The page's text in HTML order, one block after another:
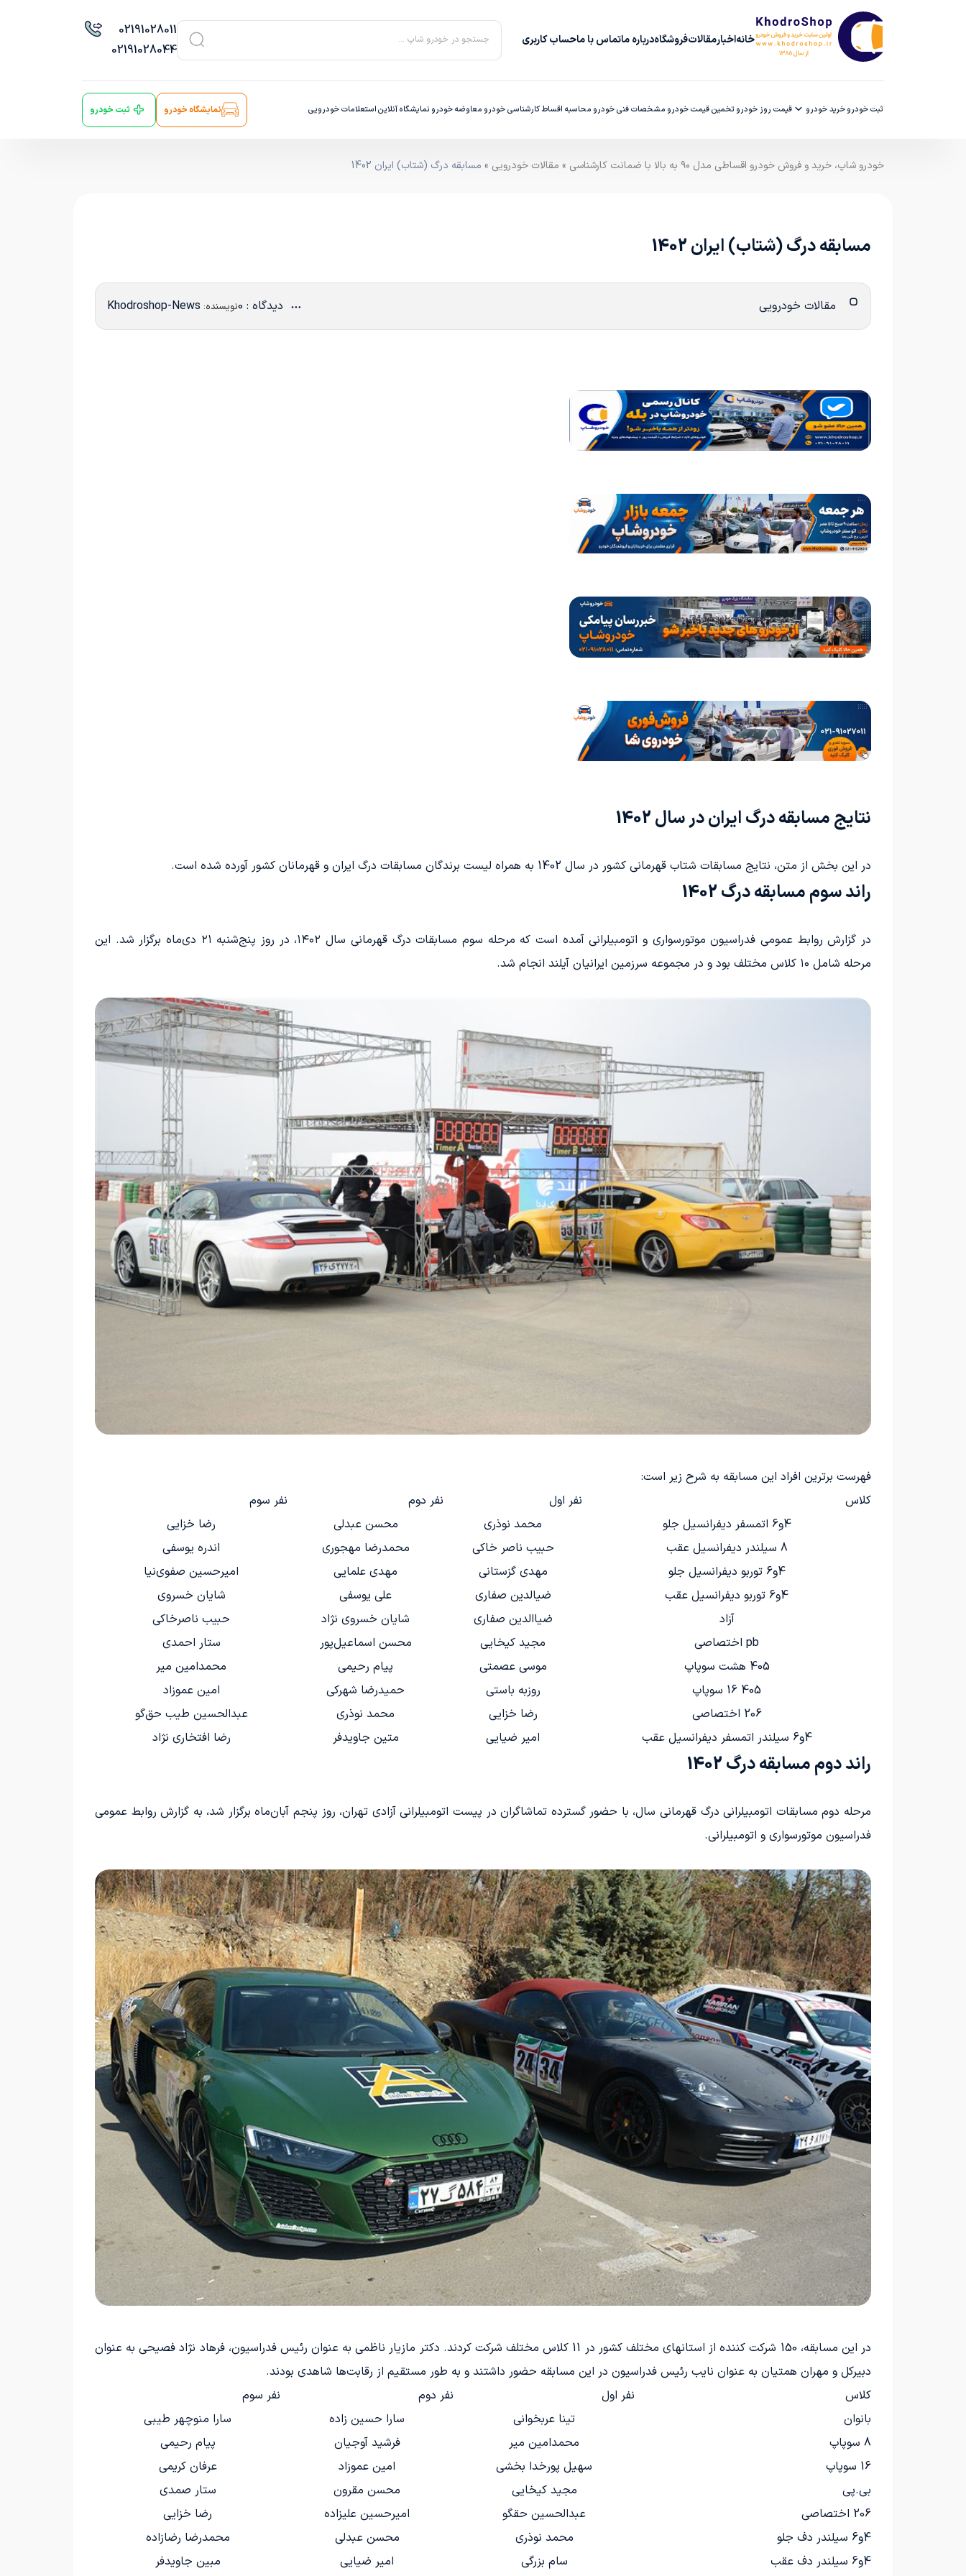
خانهاخبارمقالاتفروشگاهدرباره‌ ماتماس با ماحساب کاربری جستجو در خودرو شاپ ...
02191028011
02191028044
ثبت خودروخرید خودرو قیمت روز خودرو تخمین قیمت خودرو مشخصات فنی خودرو محاسبه اقساطکارشناسی خودرو معاوضه خودرو نمایشگاه آنلایناستعلامات خودرویی نمایشگاه خودرو ثبت خودرو
خودرو شاپ، خرید و فروش خودرو اقساطی مدل ۹۰ به بالا با ضمانت کارشناسی » مقالات خودرویی » مسابقه درگ (شتاب) ایران 1402
مسابقه درگ (شتاب) ایران 1402
مقالات خودرویی دیدگاه : 0 نویسنده: Khodroshop-News
نتایج مسابقه درگ ایران در سال 1402
در این بخش از متن، نتایج مسابقات شتاب قهرمانی کشور در سال 1402 به همراه لیست برندگان مسابقات درگ ایران و قهرمانان کشور آورده شده است.
راند سوم مسابقه درگ 1402
در گزارش روابط عمومی فدراسیون موتورسواری و اتومبیلرانی آمده است که مرحله سوم مسابقات درگ قهرمانی سال ۱۴۰۲، در روز پنج‌شنبه ۲۱ دی‌ماه برگزار شد. این
مرحله شامل ۱۰ کلاس مختلف بود و در مجموعه سرزمین ایرانیان آیلند انجام شد.
فهرست برترین افراد این مسابقه به شرح زیر است:
کلاس
نفر اول نفر دوم
نفر سوم
4و6 اتمسفر دیفرانسیل جلو
محمد نوذری محسن عبدلی
رضا خزایی
8 سیلندر دیفرانسیل عقب
حبیب ناصر خاکی محمدرضا مهجوری
اندره یوسفی
4و6 توربو دیفرانسیل جلو
مهدی گزستانی مهدی علمایی
امیرحسین صفوی‌نیا
4و6 توربو دیفرانسیل عقب
ضیالدین صفاری علی یوسفی
شایان خسروی
آزاد
ضیاالدین صفاری شایان خسروی نژاد
حبیب ناصرخاکی
pb اختصاصی
مجید کیخایی محسن اسماعیل‌پور
ستار احمدی
405 هشت سوپاپ
موسی عصمتی پیام رحیمی
محمدامین میر
405 16 سوپاپ
روزبه باستی حمیدرضا شهرکی
امین عموزاد
206 اختصاصی
رضا خزایی محمد نوذری
عبدالحسین طیب حق‌گو
4و6 سیلندر اتمسفر دیفرانسیل عقب
امیر ضیایی متین جاویدفر رضا افتخاری نژاد
راند دوم مسابقه درگ 1402
مرحله دوم مسابقات اتومبیلرانی درگ قهرمانی سال، با حضور گسترده تماشاگران در پیست اتومبیلرانی آزادی تهران، روز پنجم آبان‌ماه برگزار شد، به گزارش روابط عمومی
فدراسیون موتورسواری و اتومبیلرانی.
در این مسابقه، 150 شرکت کننده از استانهای مختلف کشور در 11 کلاس مختلف شرکت کردند. دکتر مازیار ناظمی به عنوان رئیس فدراسیون، فرهاد نژاد فصیحی به عنوان
دبیرکل و مهران همتیان به عنوان نایب رئیس فدراسیون در این مسابقه حضور داشتند و به طور مستقیم از رقابت‌ها شاهدی بودند.
کلاس
نفر اول نفر دوم
نفر سوم
بانوان
تینا عربخوانی سارا حسین زاده
سارا منوچهر طیبی
8 سوپاپ
محمدامین میر فرشید آوجیان
پیام رحیمی
16 سوپاپ
سهیل پورخدا بخشی امین عموزاد
عرفان کریمی
بی.پی
مجید کیخایی محسن مقرون
ستار صمدی
206 اختصاصی
عبدالحسین حقگو امیرحسین علیزاده
رضا خزایی
4و6 سیلندر دف جلو
محمد نوذری محسن عبدلی
محمدرضا رضازاده
4و6 سیلندر دف عقب
سام بزرگی امیر ضیایی مبین جاویدفر